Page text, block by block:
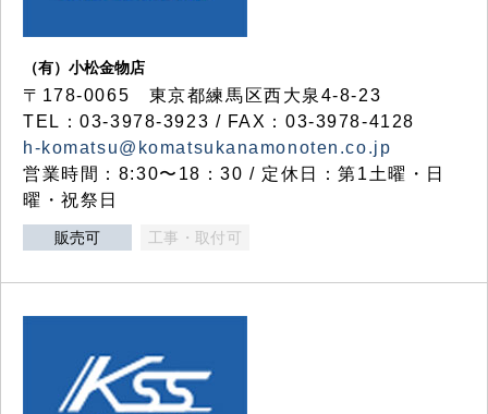
（有）小松金物店
〒178-0065 東京都練馬区西大泉4-8-23
TEL：03-3978-3923 / FAX：03-3978-4128
h-komatsu@komatsukanamonoten.co.jp
営業時間：8:30〜18：30 / 定休日：第1土曜・日
曜・祝祭日
販売可 工事・取付可